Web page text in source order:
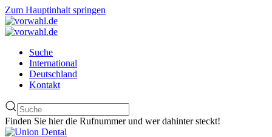
Zum Hauptinhalt springen
Suche
International
Deutschland
Kontakt
Finden Sie hier die Rufnummer und wer dahinter steckt!